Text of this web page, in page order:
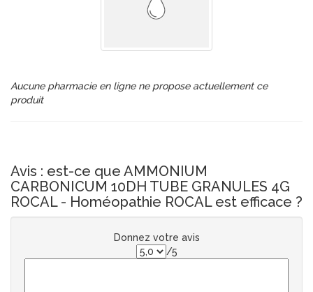
Aucune pharmacie en ligne ne propose actuellement ce
produit
Avis : est-ce que AMMONIUM
CARBONICUM 10DH TUBE GRANULES 4G
ROCAL - Homéopathie ROCAL est efficace ?
Donnez votre avis
/5